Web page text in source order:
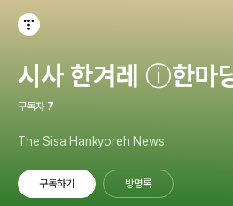
시사 한겨레 ⓘ한마
구독자 7
The Sisa Hankyoreh News
구독하기 방명록